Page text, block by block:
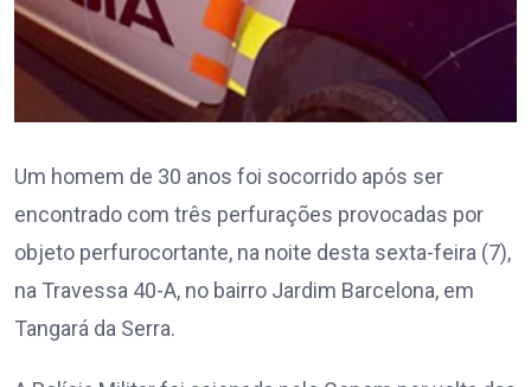
Um homem de 30 anos foi socorrido após ser
encontrado com três perfurações provocadas por
objeto perfurocortante, na noite desta sexta-feira (7),
na Travessa 40-A, no bairro Jardim Barcelona, em
Tangará da Serra.